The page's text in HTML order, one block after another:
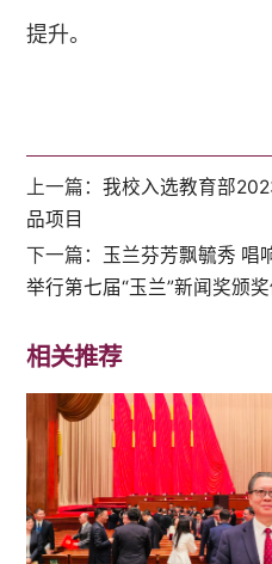
提升。
上一篇：我校入选教育部
品项目
下一篇： 玉兰芬芳飘毓秀
举行第七届“玉兰”新闻奖颁
相关推荐